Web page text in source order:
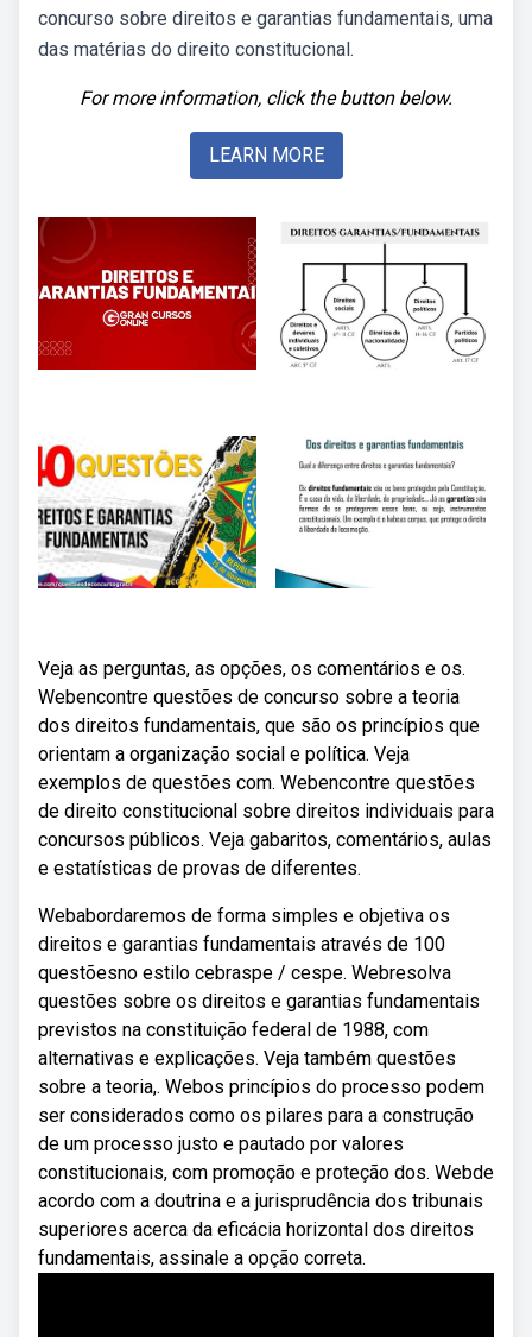
concurso sobre direitos e garantias fundamentais, uma
das matérias do direito constitucional.
For more information, click the button below.
LEARN MORE
Veja as perguntas, as opções, os comentários e os.
Webencontre questões de concurso sobre a teoria
dos direitos fundamentais, que são os princípios que
orientam a organização social e política. Veja
exemplos de questões com. Webencontre questões
de direito constitucional sobre direitos individuais para
concursos públicos. Veja gabaritos, comentários, aulas
e estatísticas de provas de diferentes.
Webabordaremos de forma simples e objetiva os
direitos e garantias fundamentais através de 100
questõesno estilo cebraspe / cespe. Webresolva
questões sobre os direitos e garantias fundamentais
previstos na constituição federal de 1988, com
alternativas e explicações. Veja também questões
sobre a teoria,. Webos princípios do processo podem
ser considerados como os pilares para a construção
de um processo justo e pautado por valores
constitucionais, com promoção e proteção dos. Webde
acordo com a doutrina e a jurisprudência dos tribunais
superiores acerca da eficácia horizontal dos direitos
fundamentais, assinale a opção correta.